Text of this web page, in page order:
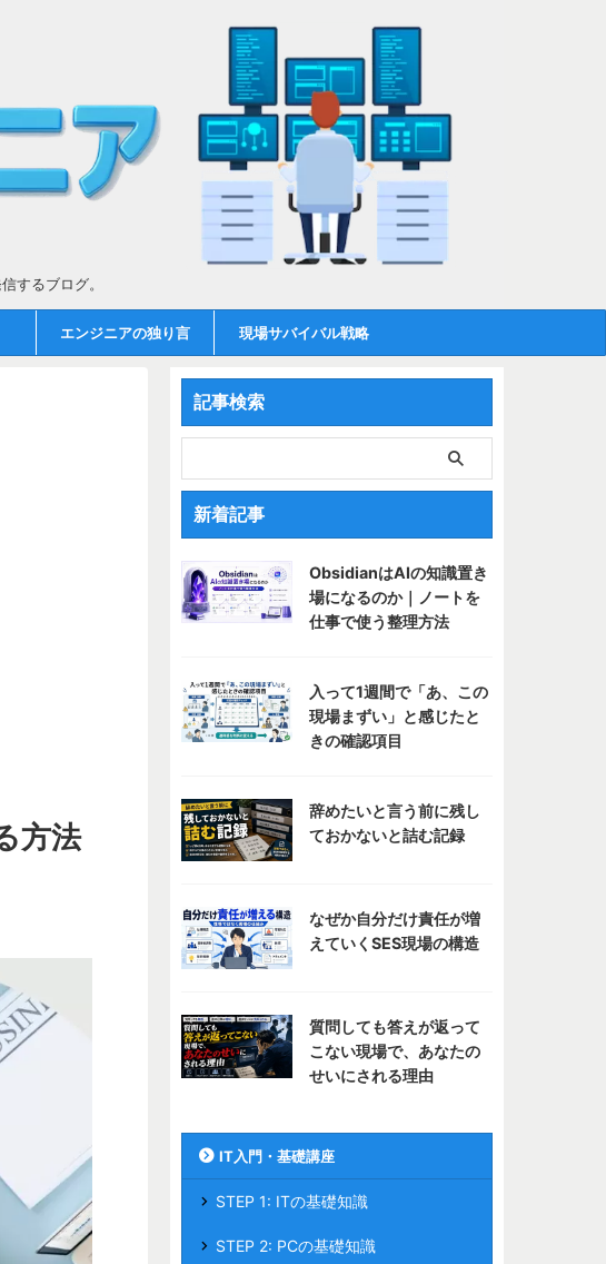
するブログ。
エンジニアの独り言 現場サバイバル戦略
方法
記事検索
新着記事
ObsidianはAIの知識置き
場になるのか｜ノートを
仕事で使う整理方法
入って1週間で「あ、この
現場まずい」と感じたと
きの確認項目
辞めたいと言う前に残し
ておかないと詰む記録
なぜか自分だけ責任が増
えていくSES現場の構造
質問しても答えが返って
こない現場で、あなたの
せいにされる理由
IT入門・基礎講座
STEP 1: ITの基礎知識
STEP 2: PCの基礎知識